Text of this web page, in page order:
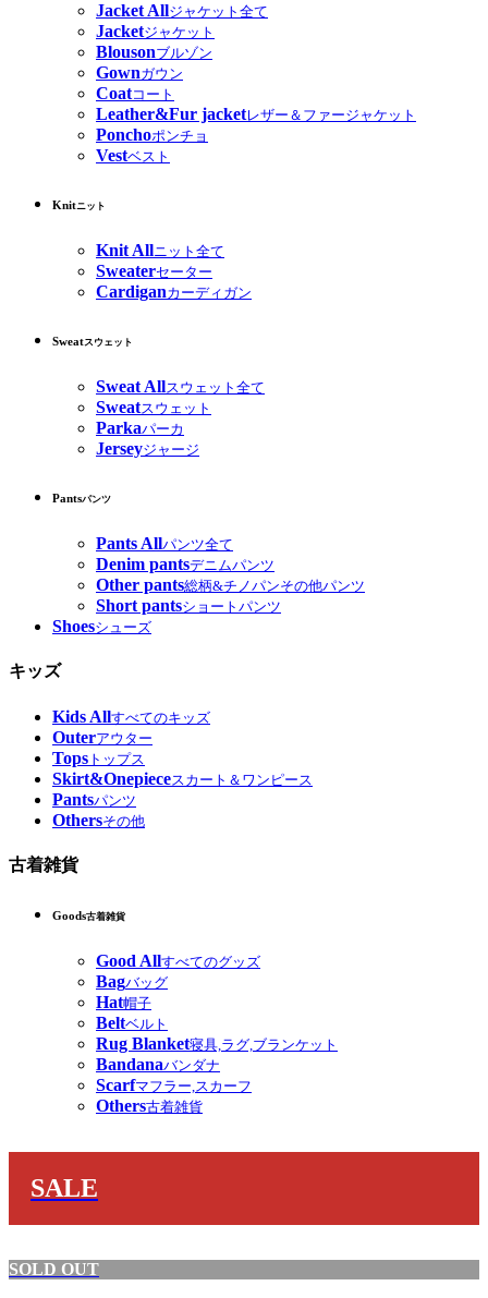
Jacket Allジャケット全て
Jacketジャケット
Blousonブルゾン
Gownガウン
Coatコート
Leather&Fur jacketレザー＆ファージャケット
Ponchoポンチョ
Vestベスト
Knitニット
Knit Allニット全て
Sweaterセーター
Cardiganカーディガン
Sweatスウェット
Sweat Allスウェット全て
Sweatスウェット
Parkaパーカ
Jerseyジャージ
Pantsパンツ
Pants Allパンツ全て
Denim pantsデニムパンツ
Other pants総柄&チノパンその他パンツ
Short pantsショートパンツ
Shoesシューズ
キッズ
Kids Allすべてのキッズ
Outerアウター
Tops トップス
Skirt&Onepieceスカート＆ワンピース
Pantsパンツ
Othersその他
古着雑貨
Goods古着雑貨
Good Allすべてのグッズ
Bagバッグ
Hat帽子
Beltベルト
Rug Blanket寝具,ラグ,ブランケット
Bandanaバンダナ
Scarfマフラー,スカーフ
Others古着雑貨
SALE
SOLD OUT